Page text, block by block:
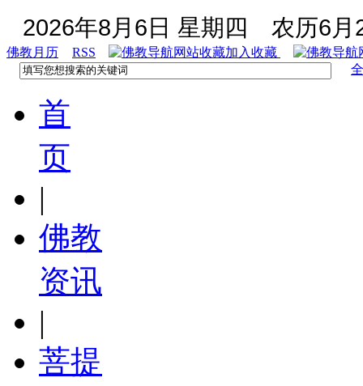
2026年8月6日 星期四 农历6月
佛教月历 RSS
加入收藏
首
页
|
佛教
资讯
|
菩提